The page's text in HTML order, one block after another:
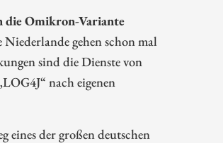
die Omikron-Variante
gehen schon mal
sind die Dienste von
nach eigenen
eines der großen deutschen